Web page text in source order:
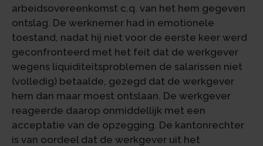
arbeidsovereenkomst c.q. van het hem gegeven
ontslag. De werknemer had in emotionele
toestand, nadat hij niet voor de eerste keer werd
geconfronteerd met het feit dat de werkgever
wegens liquiditeitsproblemen de salarissen niet
(volledig) betaalde, gezegd dat de werkgever
hem dan maar moest ontslaan. De werkgever
reageerde daarop onmiddellijk met een
acceptatie van de opzegging. De kantonrechter
is van oordeel dat de werkgever uit het